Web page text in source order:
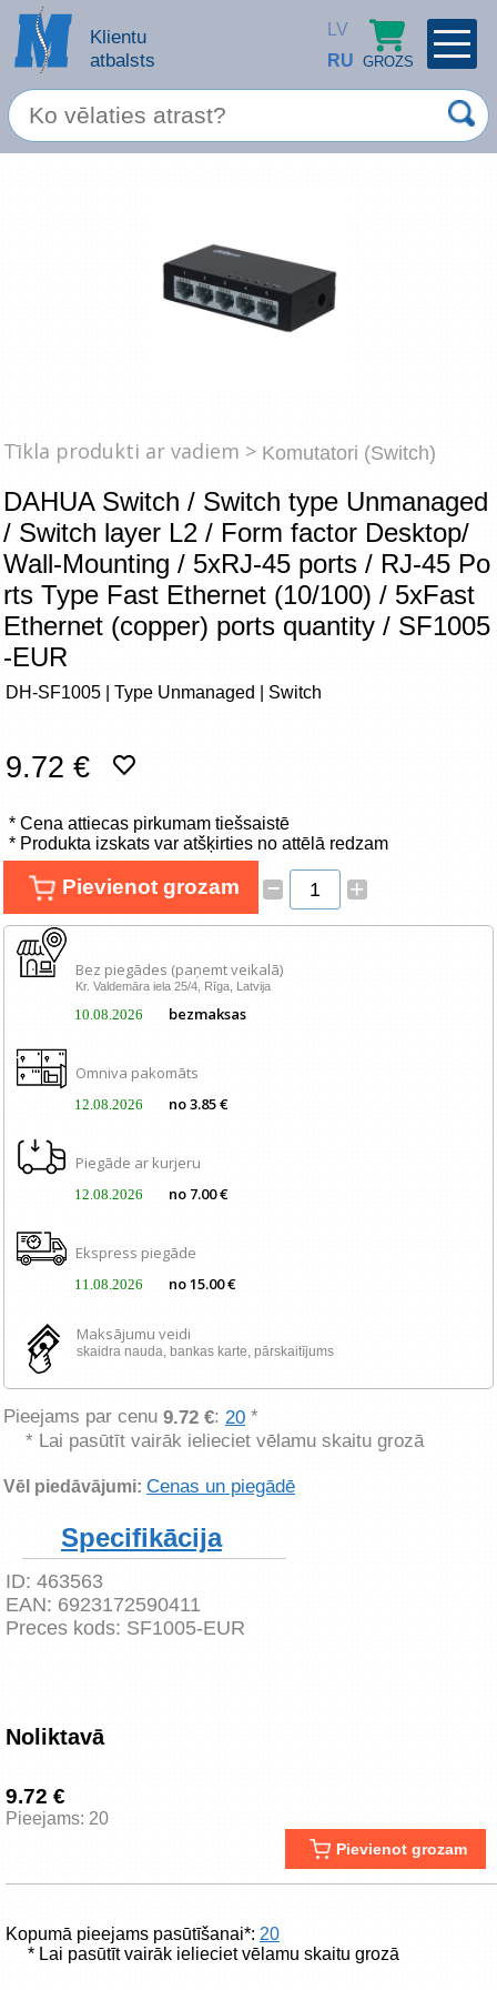
Klientu
atbalsts
LV
RU GROZS
Aizmirsāt paroli?
Apple produkti
Biroja preces
Tīkla produkti
Viedierīces
TV, Foto un elektronika
Autopreces
Tīkla produkti ar vadiem > Komutatori (Switch)
DAHUA Switch / Switch type Unmanaged
/ Switch layer L2 / Form factor Desktop/
Wall-Mounting / 5xRJ-45 ports / RJ-45 Po
rts Type Fast Ethernet (10/100) / 5xFast
Ethernet (copper) ports quantity / SF1005
-EUR
DH-SF1005 | Type Unmanaged | Switch
9.72 €
* Cena attiecas pirkumam tiešsaistē
* Produkta izskats var atšķirties no attēlā redzam
Pievienot grozam – +
Bez piegādes (paņemt veikalā)
Kr. Valdemāra iela 25/4, Rīga, Latvija
10.08.2026 bezmaksas
Omniva pakomāts
12.08.2026 no 3.85 €
Piegāde ar kurjeru
12.08.2026 no 7.00 €
Ekspress piegāde
11.08.2026 no 15.00 €
Maksājumu veidi
skaidra nauda, ​​bankas karte, pārskaitījums
Pieejams par cenu 9.72 €: 20 *
* Lai pasūtīt vairāk ielieciet vēlamu skaitu grozā
Vēl piedāvājumi: Cenas un piegādē
Specifikācija
ID: 463563
EAN: 6923172590411
Preces kods: SF1005-EUR
Noliktavā
9.72 €
Pieejams: 20
Pievienot grozam
Kopumā pieejams pasūtīšanai*: 20
* Lai pasūtīt vairāk ielieciet vēlamu skaitu grozā